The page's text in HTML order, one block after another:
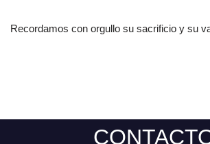
Recordamos con orgullo su sacrificio y su